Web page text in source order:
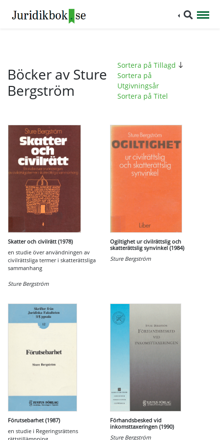
Böcker av Sture
Bergström
Sortera på Tillagd
Sortera på
Utgivningsår
Sortera på Titel
Skatter och civilrätt (1978)
en studie över användningen av
civilrättsliga termer i skatterättsliga
sammanhang
Sture Bergström
Ogiltighet ur civilrättslig och
skatterättslig synvinkel (1984)
Sture Bergström
Förutsebarhet (1987)
en studie i Regeringsrättens
Förhandsbesked vid
inkomsttaxeringen (1990)
Sture Bergström